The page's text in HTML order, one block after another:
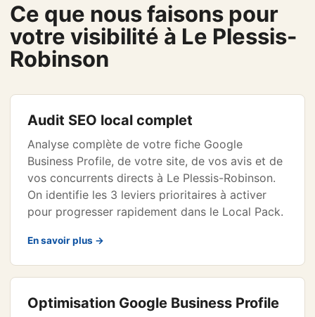
Ce que nous faisons pour
votre visibilité à Le Plessis-
Robinson
Audit SEO local complet
Analyse complète de votre fiche Google
Business Profile, de votre site, de vos avis et de
vos concurrents directs à Le Plessis-Robinson.
On identifie les 3 leviers prioritaires à activer
pour progresser rapidement dans le Local Pack.
En savoir plus →
Optimisation Google Business Profile